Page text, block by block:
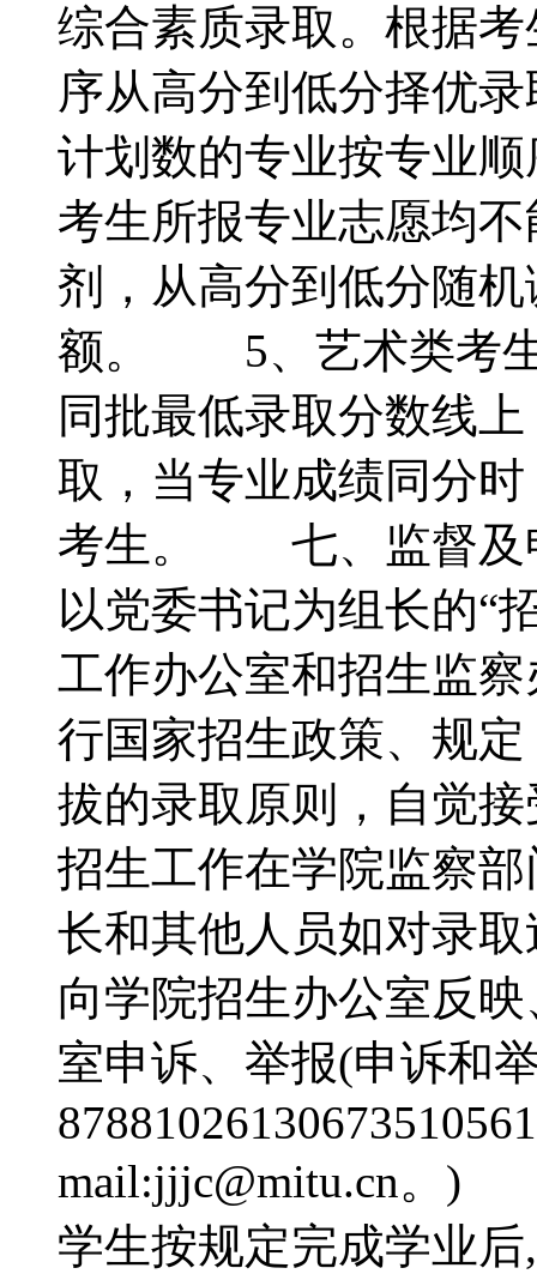
综合素质录取。根据
序从高分到低分择优
计划数的专业按专业
考生所报专业志愿均
剂，从高分到低分随
额。 5、艺术类考生
同批最低录取分数线
取，当专业成绩同分
考生。 七、监督及
以党委书记为组长的“
工作办公室和招生监
行国家招生政策、规
拔的录取原则，自觉
招生工作在学院监察
长和其他人员如对录
向学院招生办公室反
室申诉、举报(申诉和
mail:jjjc@mitu.cn
学生按规定完成学业